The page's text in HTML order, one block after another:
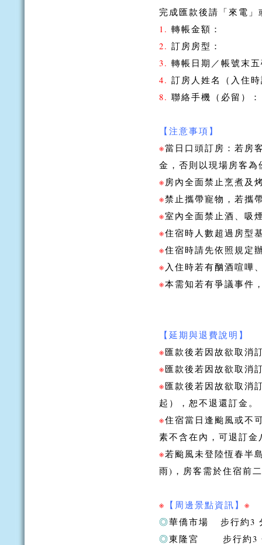
完成匯款後請「來電
1. 轉帳金額：
2. 訂房房型：
3. 轉帳日期／帳號末
4. 訂房人姓名（入住
8. 聯絡手機（必留）：
【注意事項】
※當日口頭訂房：若房
金，否則以現場房客為
※ 房內全面禁止烹煮及
※禁止攜帶寵物，若攜
※室內全面禁止酒、吸
※住宿時人數超過房型
※住宿時請先依照規定
※ 入住時若有酗酒喧嘩
※本需知若有爭議事件
【延期與退費說明】
※匯款後若因故欲取消
※匯款後若因故欲取消
※匯款後若因故欲取消
起），恕不退還訂金。
※住宿當日逢颱風或不
素不含在內，可退訂金
※若颱風未登陸恆春半
雨)，房客需於住宿前
※ 【周邊景點資訊】 ※
◎華僑市場 步行約3
◎東隆宮 步行約3